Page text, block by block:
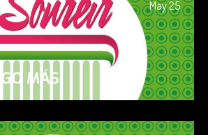
May 25
MÁS